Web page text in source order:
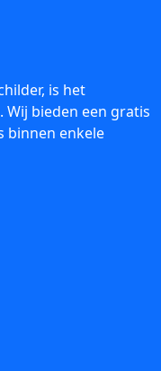
is het
Wij bieden een gratis
binnen enkele